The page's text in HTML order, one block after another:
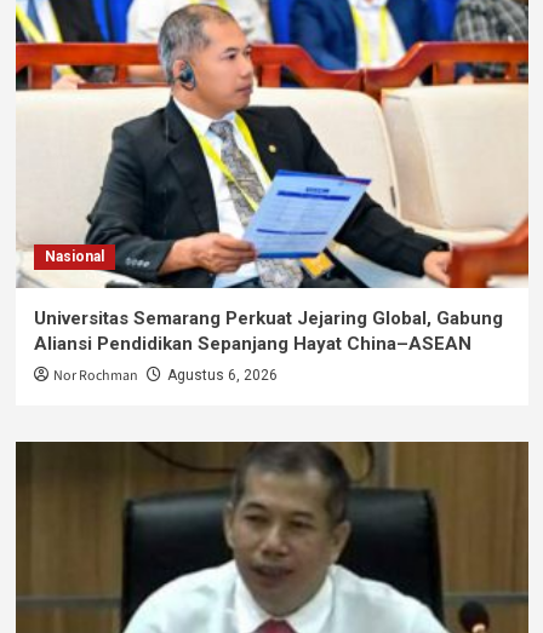
Nasional
Universitas Semarang Perkuat Jejaring Global, Gabung
Aliansi Pendidikan Sepanjang Hayat China–ASEAN
Nor Rochman Agustus 6, 2026